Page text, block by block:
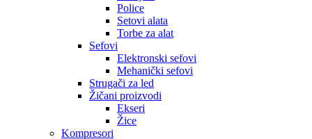
Police
Setovi alata
Torbe za alat
Sefovi
Elektronski sefovi
Mehanički sefovi
Strugači za led
Žičani proizvodi
Ekseri
Žice
Kompresori